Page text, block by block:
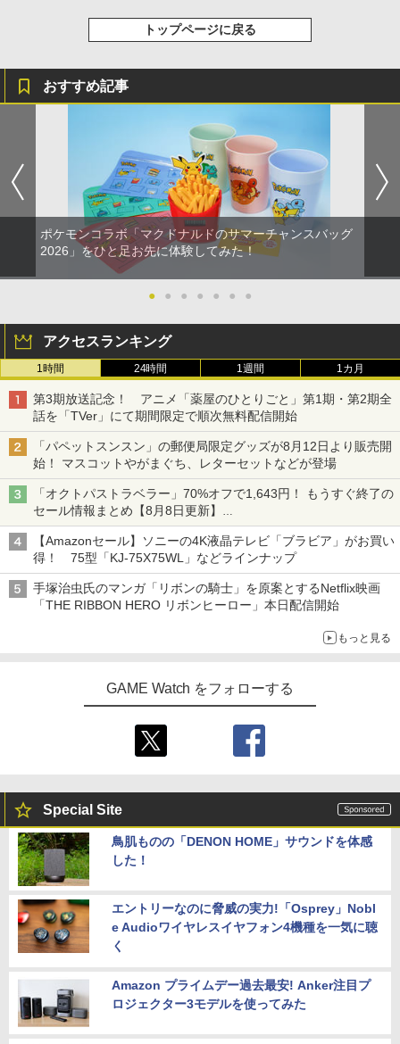
トップページに戻る
おすすめ記事
ポケモンコラボ「マクドナルドのサマーチャンスバッグ
2026」をひと足お先に体験してみた！
● ● ● ● ● ● ●
アクセスランキング
1時間 24時間 1週間 1カ月
第3期放送記念！ アニメ「薬屋のひとりごと」第1期・第2期全
話を「TVer」にて期間限定で順次無料配信開始
「パペットスンスン」の郵便局限定グッズが8月12日より販売開
始！ マスコットやがまぐち、レターセットなどが登場
「オクトパストラベラー」70%オフで1,643円！ もうすぐ終了の
セール情報まとめ【8月8日更新】
ニンテンドーeショップでは「大神 絶景版」が67%オフで990円
【Amazonセール】ソニーの4K液晶テレビ「ブラビア」がお買い
得！ 75型「KJ-75X75WL」などラインナップ
手塚治虫氏のマンガ「リボンの騎士」を原案とするNetflix映画
「THE RIBBON HERO リボンヒーロー」本日配信開始
もっと見る
GAME Watch をフォローする
Special Site
鳥肌ものの「DENON HOME」サウンドを体感
した！
エントリーなのに脅威の実力!「Osprey」Nobl
e Audioワイヤレスイヤフォン4機種を一気に聴
く
Amazon プライムデー過去最安! Anker注目プ
ロジェクター3モデルを使ってみた